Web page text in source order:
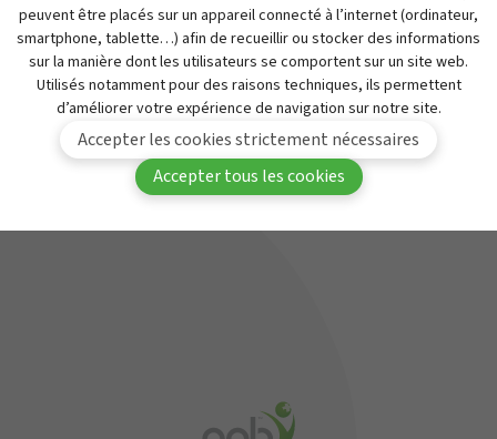
Vous devez être connecté(e) à MyAPB pour avoir
accès à ce contenu.
connecter
Devenir membre de
l'APB
Travailler à l'APB
Service de Contrôle des Médicaments
Contact
peuvent être placés sur un appareil connecté à l’internet (ordinateur,
smartphone, tablette…) afin de recueillir ou stocker des informations
sur la manière dont les utilisateurs se comportent sur un site web.
Utilisés notamment pour des raisons techniques, ils permettent
d’améliorer votre expérience de navigation sur notre site.
Accepter les cookies strictement nécessaires
Accepter tous les cookies